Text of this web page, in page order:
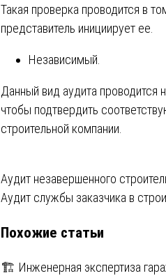
Такая проверка проводится в
представитель инициирует ее.
Независимый.
Данный вид аудита проводится
чтобы подтвердить
строительной компании.
Навигация
по
записям
Аудит незавершенного
Аудит службы заказчика в
Похожие статьи
🏗️ Инженерная экспертиза